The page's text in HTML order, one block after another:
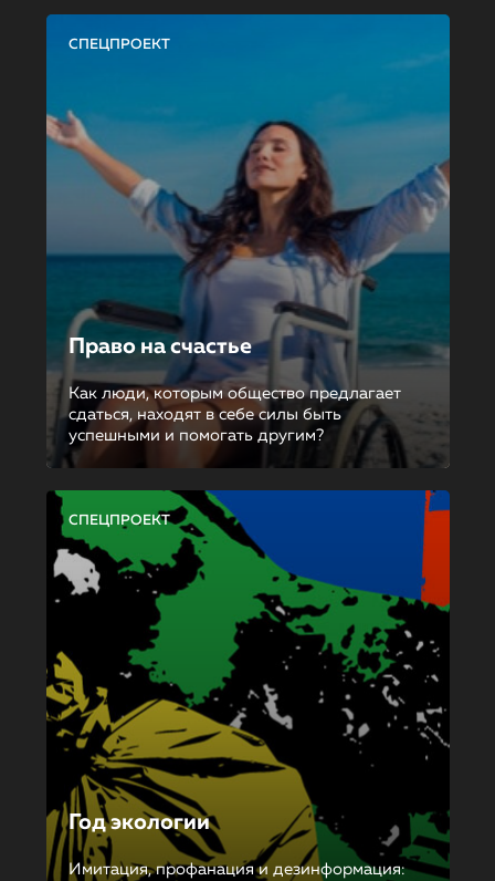
СПЕЦПРОЕКТ
Право на счастье
Как люди, которым общество предлагает
сдаться, находят в себе силы быть
успешными и помогать другим?
СПЕЦПРОЕКТ
Год экологии
Имитация, профанация и дезинформация: